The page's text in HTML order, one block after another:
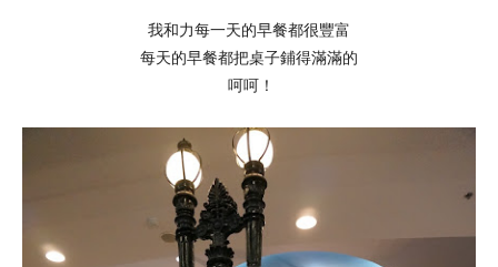
我和力每一天的早餐都很豐富
每天的早餐都把桌子鋪得滿滿的
呵呵！